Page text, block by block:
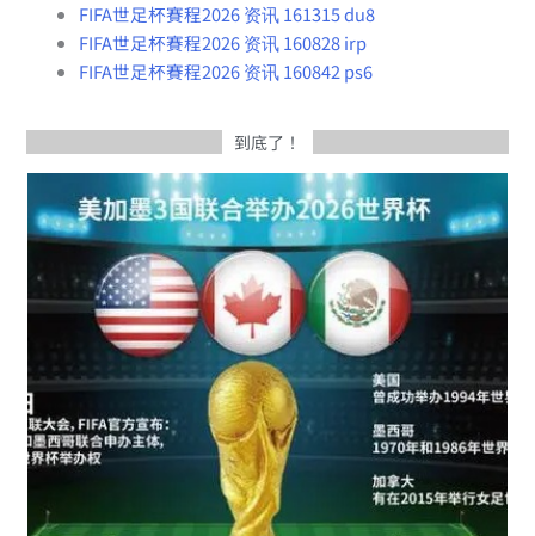
FIFA世足杯賽程2026 资讯 161315 du8
FIFA世足杯賽程2026 资讯 160828 irp
FIFA世足杯賽程2026 资讯 160842 ps6
到底了！